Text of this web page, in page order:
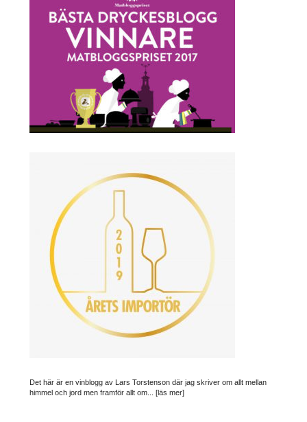
Det här är en vinblogg av Lars Torstenson där jag skriver om allt mellan
himmel och jord men framför allt om... [läs mer]